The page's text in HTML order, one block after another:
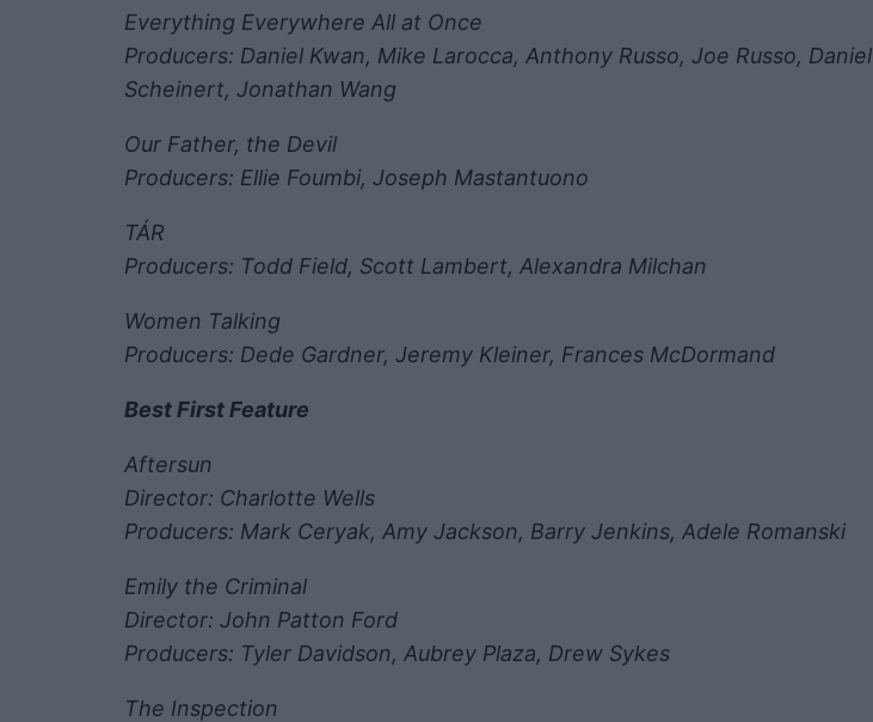
Everything Everywhere All at Once
Producers: Daniel Kwan, Mike Larocca, Anthony Russo, Joe Russo, Daniel
Scheinert, Jonathan Wang
Our Father, the Devil
Producers: Ellie Foumbi, Joseph Mastantuono
TÁR
Producers: Todd Field, Scott Lambert, Alexandra Milchan
Women Talking
Producers: Dede Gardner, Jeremy Kleiner, Frances McDormand
Best First Feature
Aftersun
Director: Charlotte Wells
Producers: Mark Ceryak, Amy Jackson, Barry Jenkins, Adele Romanski
Emily the Criminal
Director: John Patton Ford
Producers: Tyler Davidson, Aubrey Plaza, Drew Sykes
The Inspection